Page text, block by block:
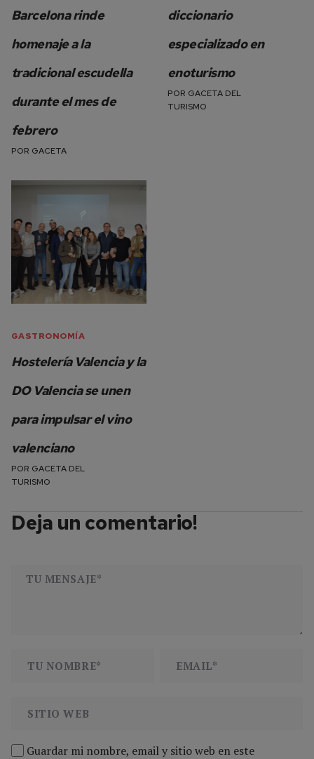
Barcelona rinde
homenaje a la
tradicional escudella
durante el mes de
febrero
POR GACETA
diccionario
especializado en
enoturismo
POR GACETA DEL
TURISMO
GASTRONOMÍA
Hostelería Valencia y la
DO Valencia se unen
para impulsar el vino
valenciano
POR GACETA DEL
TURISMO
Deja un comentario!
Guardar mi nombre, email y sitio web en este